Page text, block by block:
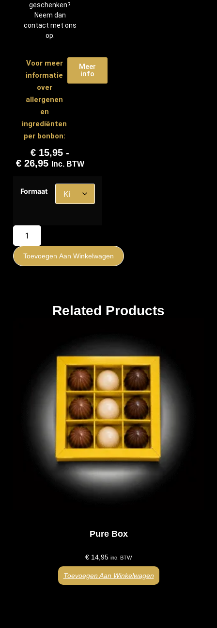
geschenken?
Neem dan
contact met ons
op.
Voor meer
informatie
over
allergenen
en
ingrediënten
per bonbon:
Meer
info
€ 15,95 -
€26,95 Inc. BTW
Formaat
Toevoegen Aan Winkelwagen
Related Products
Pure Box
€ 14,95 inc. BTW
Toevoegen Aan Winkelwagen